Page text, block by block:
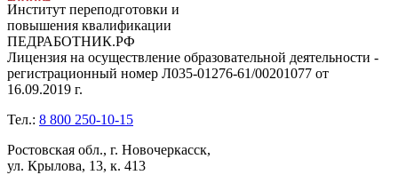
Институт переподготовки и
повышения квалификации
ПЕДРАБОТНИК.РФ
Лицензия на осуществление образовательной деятельности -
регистрационный номер Л035-01276-61/00201077 от
16.09.2019 г.
Тел.: 8 800 250-10-15
Ростовская обл., г. Новочеркасск,
ул. Крылова, 13, к. 413